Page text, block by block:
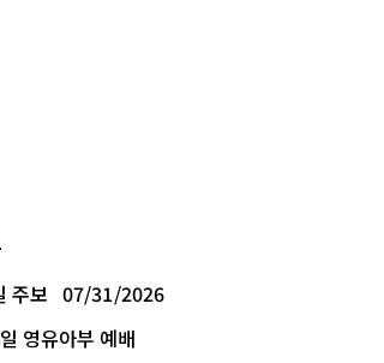
주보 07/31/2026
영유아부 예배